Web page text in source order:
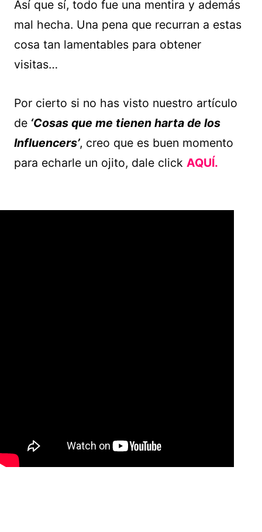
Así que sí, todo fue una mentira y además
mal hecha. Una pena que recurran a estas
cosa tan lamentables para obtener
visitas…
Por cierto si no has visto nuestro artículo
de ‘Cosas que me tienen harta de los
Influencers’, creo que es buen momento
para echarle un ojito, dale click AQUÍ.